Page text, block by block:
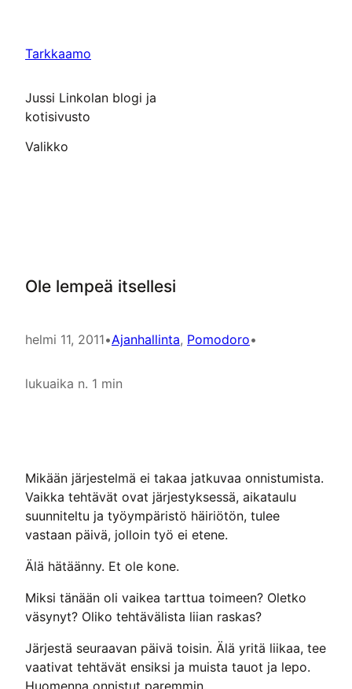
Tarkkaamo
Jussi Linkolan blogi ja
kotisivusto
Valikko
Ole lempeä itsellesi
helmi 11, 2011•Ajanhallinta, Pomodoro•
lukuaika n. 1 min
Mikään järjestelmä ei takaa jatkuvaa onnistumista.
Vaikka tehtävät ovat järjestyksessä, aikataulu
suunniteltu ja työympäristö häiriötön, tulee
vastaan päivä, jolloin työ ei etene.
Älä hätäänny. Et ole kone.
Miksi tänään oli vaikea tarttua toimeen? Oletko
väsynyt? Oliko tehtävälista liian raskas?
Järjestä seuraavan päivä toisin. Älä yritä liikaa, tee
vaativat tehtävät ensiksi ja muista tauot ja lepo.
Huomenna onnistut paremmin.